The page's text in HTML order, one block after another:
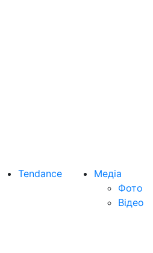
Tendance
Медіа
Фото
Відео